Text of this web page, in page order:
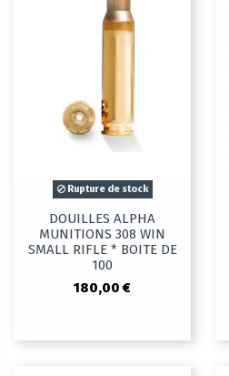
Rupture de stock
DOUILLES ALPHA
MUNITIONS 308 WIN
SMALL RIFLE * BOITE DE
100
180,00 €